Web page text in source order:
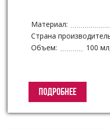
Материал:
Страна
Объем:
100
ПОДРОБНЕЕ